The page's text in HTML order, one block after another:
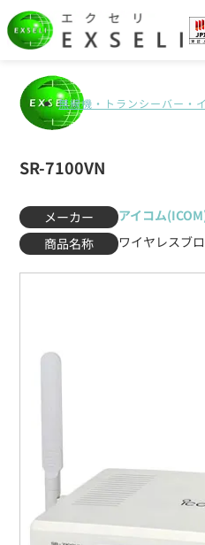
無線機・トランシーバー・
SR-7100VN
メーカー
アイコム
商品名称
ワイヤレスブ